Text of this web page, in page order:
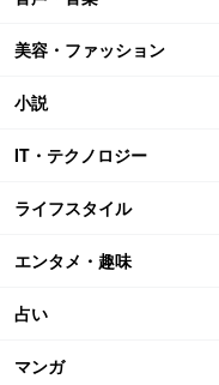
美容・ファッション
小説
IT・テクノロジー
ライフスタイル
エンタメ・趣味
占い
マンガ